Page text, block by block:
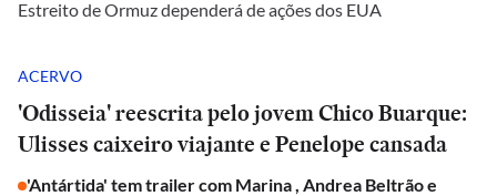
Estreito de Ormuz dependerá de ações dos EUA
ACERVO
'Odisseia' reescrita pelo jovem Chico Buarque:
Ulisses caixeiro viajante e Penelope cansada
'Antártida' tem trailer com Marina , Andrea Beltrão e